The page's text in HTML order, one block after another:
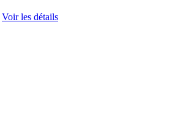
Voir les détails